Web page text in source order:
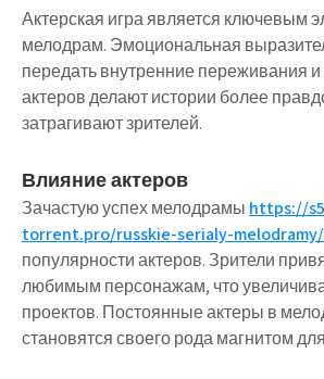
Актерская игра является ключевым
мелодрам. Эмоциональная
передать внутренние переживания
актеров делают истории более
затрагивают зрителей.
Влияние актеров
Зачастую успех мелодрамы https://
torrent.pro/russkie-serialy-melodramy/
популярности актеров. Зрители
любимым персонажам, что
проектов. Постоянные актеры в
становятся своего рода магнитом